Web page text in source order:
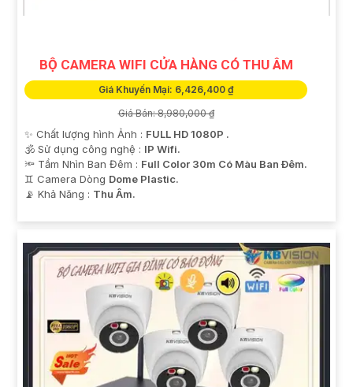
BỘ CAMERA WIFI CỬA HÀNG CÓ THU ÂM
Giá Khuyến Mại: 6,426,400 ₫
Giá Bán: 8,980,000 ₫
✨ Chất lượng hình Ảnh : FULL HD 1080P .
🕉️ Sử dụng công nghệ : IP Wifi.
🔦 Tầm Nhìn Ban Đêm : Full Color 30m Có Màu Ban Ðêm.
♊ Camera Dòng Dome Plastic.
️📡 Khả Năng : Thu Âm.